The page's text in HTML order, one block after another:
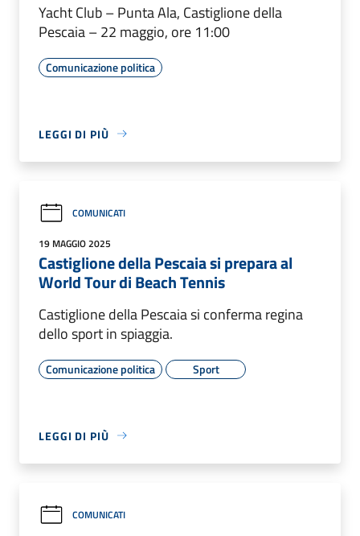
Yacht Club – Punta Ala, Castiglione della
Pescaia – 22 maggio, ore 11:00
Comunicazione politica
LEGGI DI PIÙ
COMUNICATI
19 MAGGIO 2025
Castiglione della Pescaia si prepara al
World Tour di Beach Tennis
Castiglione della Pescaia si conferma regina
dello sport in spiaggia.
Comunicazione politica Sport
LEGGI DI PIÙ
COMUNICATI